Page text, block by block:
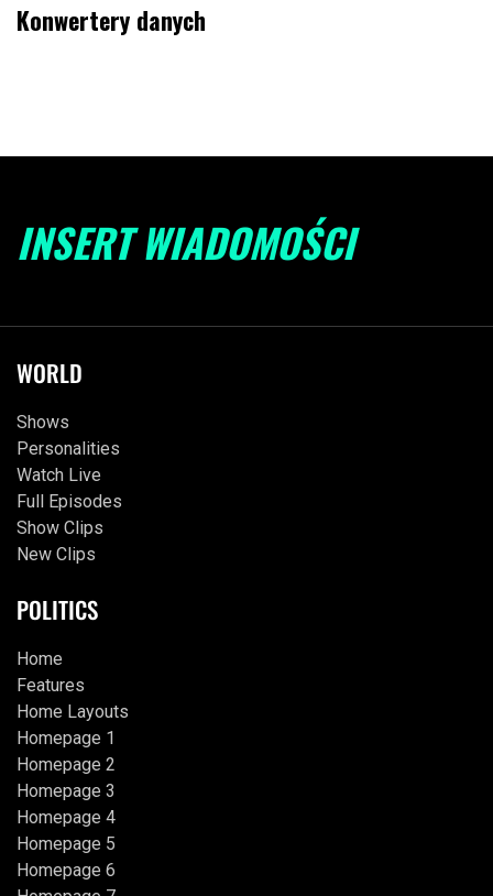
Konwertery danych
INSERT WIADOMOŚCI
WORLD
Shows
Personalities
Watch Live
Full Episodes
Show Clips
New Clips
POLITICS
Home
Features
Home Layouts
Homepage 1
Homepage 2
Homepage 3
Homepage 4
Homepage 5
Homepage 6